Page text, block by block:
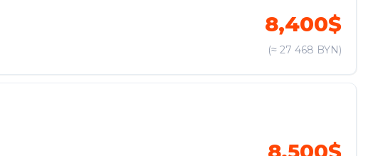
8,400$
(≈ 27 468 BYN)